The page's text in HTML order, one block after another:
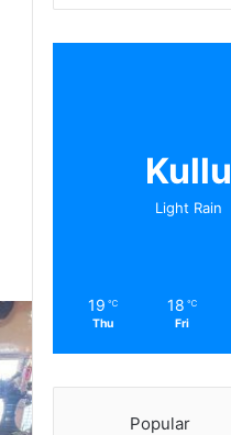
Kullu
Light Rain
19 ℃
Thu
18 ℃
Fri
Popular